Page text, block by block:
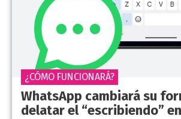
WhatsApp cambiará su
delatar el “escribiendo”
¿CÓMO FUNCIONARÁ?